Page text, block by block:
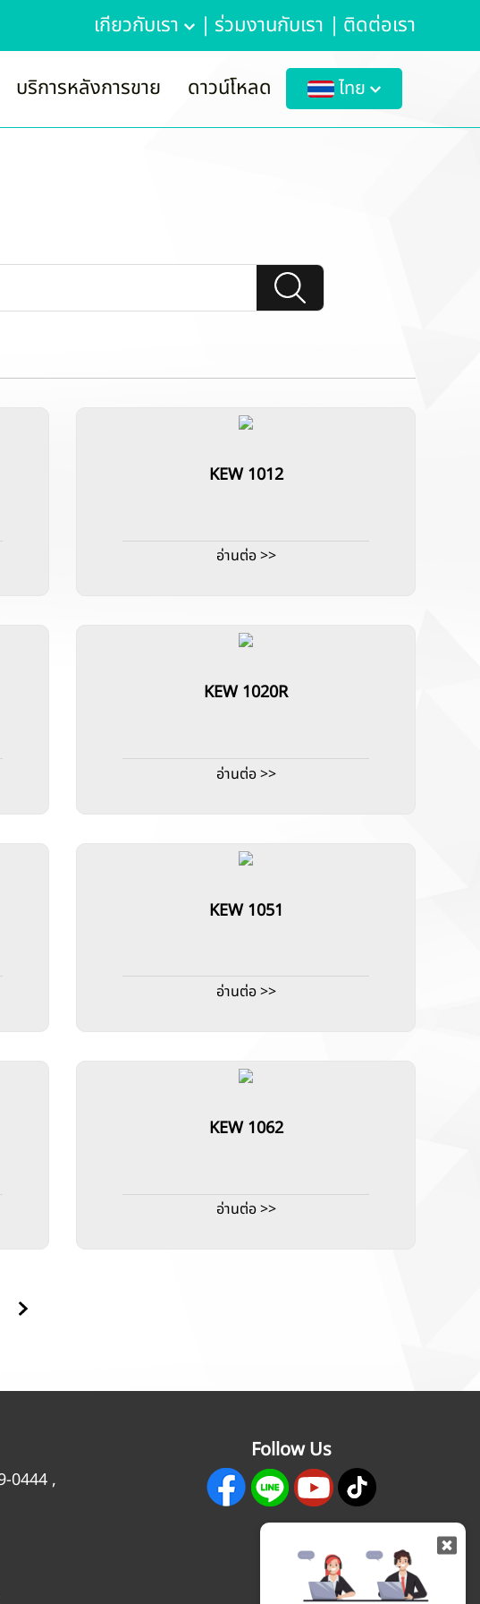
เกี่ยวกับเรา | ร่วมงานกับเรา | ติดต่อเรา
บริการหลังการขาย ดาวน์โหลด ไทย
KEW 1012
อ่านต่อ >>
KEW 1020R
อ่านต่อ >>
KEW 1051
อ่านต่อ >>
KEW 1062
อ่านต่อ >>
0444 ,
Follow Us